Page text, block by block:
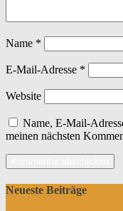
Name *
E-Mail-Adresse *
Website
Name, E-Mail-
meinen nächsten
Neueste Beiträge